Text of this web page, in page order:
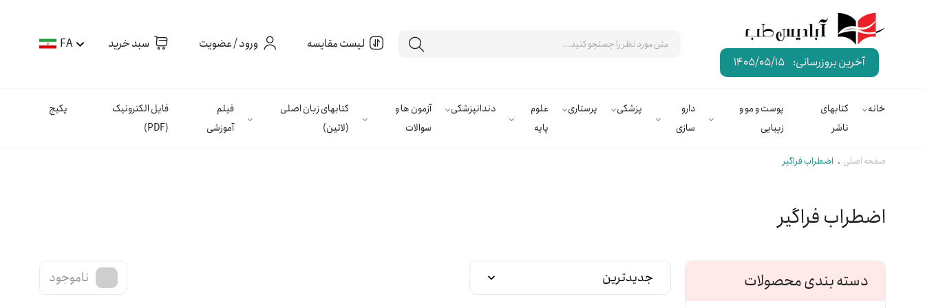
آخرین بروزرسانی: 1405/05/15
لیست مقایسه ورود / عضویت سبد خرید FA
خانه
کتابهای
ناشر
پوست و مو و
زیبایی
دارو
سازی
پزشکی پرستاری
علوم
پایه
دندانپزشکی
آزمون ها و
سوالات
کتابهای زبان اصلی
(لاتین)
فیلم
آموزشی
فایل الکترونیک
(PDF)
پکیج
صفحه اصلی اضطراب فراگیر
اضطراب فراگیر
دسته بندی محصولات ناموجود